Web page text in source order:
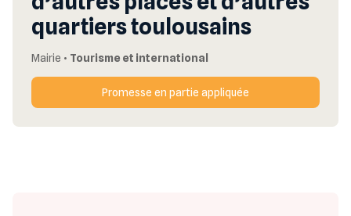
quartiers toulousains
Mairie • Tourisme et international
Promesse en partie appliquée